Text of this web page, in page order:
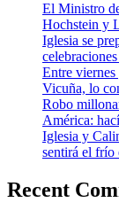
El Ministro
Hochstein y
Iglesia se
Entre
Vicuña, lo
Robo
América:
Iglesia y
sentirá el frío
Recent